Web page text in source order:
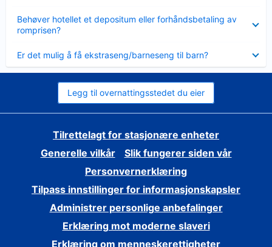
Behøver hotellet et depositum eller forhåndsbetaling av
romprisen?
mindre
Er det mulig å få ekstraseng/barneseng til barn?
mindre
Legg til overnattingsstedet du eier
Tilrettelagt for stasjonære enheter
Generelle vilkår
Slik fungerer siden vår
Personvernerklæring
Tilpass innstillinger for informasjonskapsler
Administrer personlige anbefalinger
Erklæring mot moderne slaveri
Erklæring om menneskerettigheter